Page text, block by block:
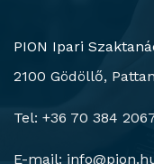
PION Ipari
2100 Gödöllő,
Tel: +36 70 384
E-mail: